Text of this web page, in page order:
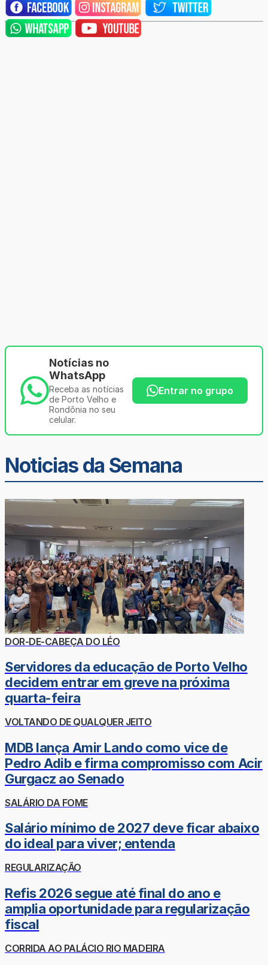
Notícias no
WhatsApp
Receba as notícias
de Porto Velho e
Rondônia no seu
celular.
Entrar no grupo
Noticias da Semana
DOR-DE-CABEÇA DO LÉO
Servidores da educação de Porto Velho
decidem entrar em greve na próxima
quarta-feira
VOLTANDO DE QUALQUER JEITO
MDB lança Amir Lando como vice de
Pedro Adib e firma compromisso com Acir
Gurgacz ao Senado
SALÁRIO DA FOME
Salário mínimo de 2027 deve ficar abaixo
do ideal para viver; entenda
REGULARIZAÇÃO
Refis 2026 segue até final do ano e
amplia oportunidade para regularização
fiscal
CORRIDA AO PALÁCIO RIO MADEIRA